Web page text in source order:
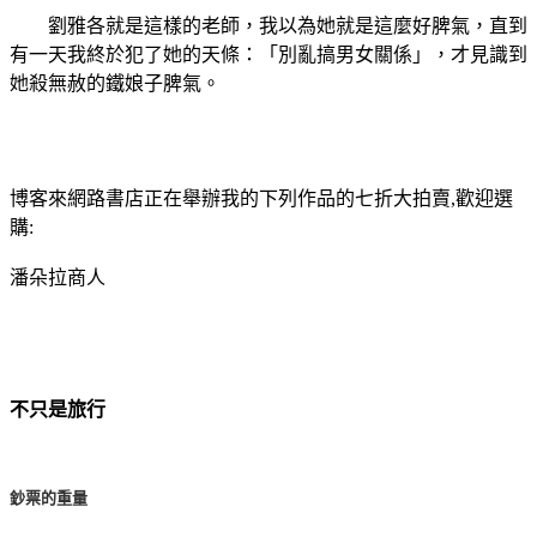
劉雅各就是這樣的老師，我以為她就是這麼好脾氣，直到
有一天我終於犯了她的天條：「別亂搞男女關係」，才見識到
她殺無赦的鐵娘子脾氣。
博客來網路書店正在舉辦我的下列作品的七折大拍賣,歡迎選
購:
潘朵拉商人
不只是旅行
鈔票的重量